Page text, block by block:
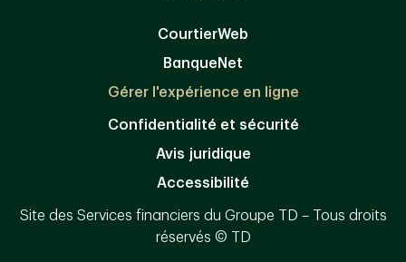
CourtierWeb
BanqueNet
Gérer l'expérience en ligne
Confidentialité et sécurité
Avis juridique
Accessibilité
Site des Services financiers du Groupe TD – Tous droits
réservés © TD